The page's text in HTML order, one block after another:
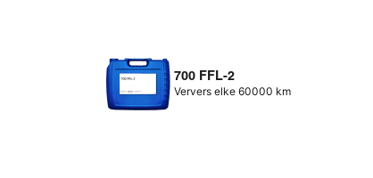
700 FFL-2
Ververs elke 60000 km